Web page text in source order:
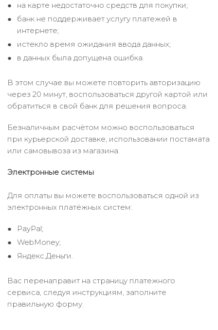
на карте недостаточно средств для покупки;
банк не поддерживает услугу платежей в
интернете;
истекло время ожидания ввода данных;
в данных была допущена ошибка.
В этом случае вы можете повторить авторизацию
через 20 минут, воспользоваться другой картой или
обратиться в свой банк для решения вопроса.
Безналичным расчётом можно воспользоваться
при курьерской доставке, использовании постамата
или самовывоза из магазина.
Электронные системы
Для оплаты вы можете воспользоваться одной из
электронных платёжных систем:
PayPal;
WebMoney;
Яндекс.Деньги.
Вас перенаправит на страницу платежного
сервиса, следуя инструкциям, заполните
правильную форму.